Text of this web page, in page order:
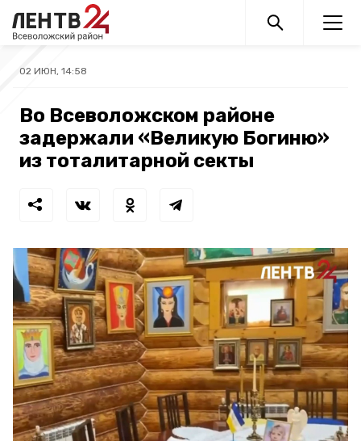
02 ИЮН, 14:58
Во Всеволожском районе
задержали «Великую Богиню»
из тоталитарной секты